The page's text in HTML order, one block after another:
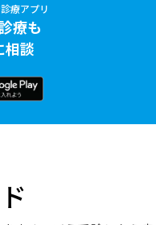
療アプリ
療も
相談